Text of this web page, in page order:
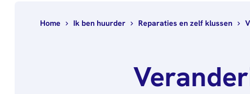
Home Ik ben huurder Reparaties en zelf klussen